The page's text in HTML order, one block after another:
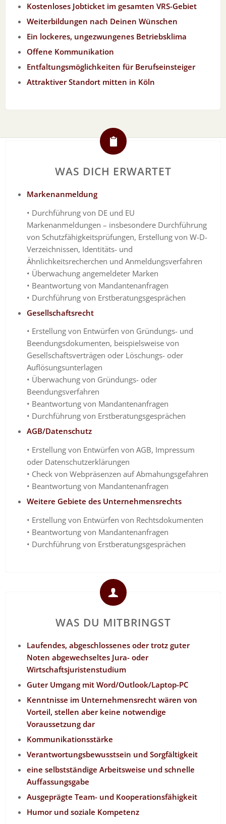
Kostenloses Jobticket im gesamten VRS-Gebiet
Weiterbildungen nach Deinen Wünschen
Ein lockeres, ungezwungenes Betriebsklima
Offene Kommunikation
Entfaltungsmöglichkeiten für Berufseinsteiger
Attraktiver Standort mitten in Köln
WAS DICH ERWARTET
Markenanmeldung
• Durchführung von DE und EU
Markenanmeldungen – insbesondere Durchführung
von Schutzfähigkeitsprüfungen, Erstellung von W-D-
Verzeichnissen, Identitäts- und
Ähnlichkeitsrecherchen und Anmeldungsverfahren
• Überwachung angemeldeter Marken
• Beantwortung von Mandantenanfragen
• Durchführung von Erstberatungsgesprächen
Gesellschaftsrecht
• Erstellung von Entwürfen von Gründungs- und
Beendungsdokumenten, beispielsweise von
Gesellschaftsverträgen oder Löschungs- oder
Auflösungsunterlagen
• Überwachung von Gründungs- oder
Beendungsverfahren
• Beantwortung von Mandantenanfragen
• Durchführung von Erstberatungsgesprächen
AGB/Datenschutz
• Erstellung von Entwürfen von AGB, Impressum
oder Datenschutzerklärungen
• Check von Webpräsenzen auf Abmahungsgefahren
• Beantwortung von Mandantenanfragen
Weitere Gebiete des Unternehmensrechts
• Erstellung von Entwürfen von Rechtsdokumenten
• Beantwortung von Mandantenanfragen
• Durchführung von Erstberatungsgesprächen
WAS DU MITBRINGST
Laufendes, abgeschlossenes oder trotz guter
Noten abgewechseltes Jura- oder
Wirtschaftsjuristenstudium
Guter Umgang mit Word/Outlook/Laptop-PC
Kenntnisse im Unternehmensrecht wären von
Vorteil, stellen aber keine notwendige
Voraussetzung dar
Kommunikationsstärke
Verantwortungsbewusstsein und Sorgfältigkeit
eine selbstständige Arbeitsweise und schnelle
Auffassungsgabe
Ausgeprägte Team- und Kooperationsfähigkeit
Humor und soziale Kompetenz